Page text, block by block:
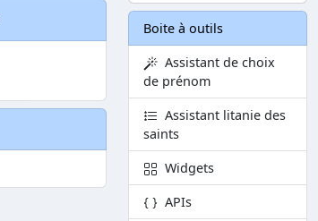
Boite à outils
Assistant de choix
de prénom
Assistant litanie des
saints
Widgets
APIs